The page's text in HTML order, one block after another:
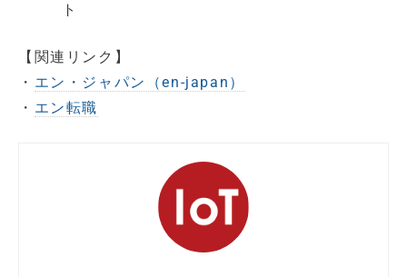
ト
【関連リンク】
・ エン・ジャパン（en-japan）
・ エン転職